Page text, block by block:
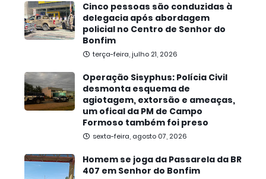
Cinco pessoas são conduzidas à
delegacia após abordagem
policial no Centro de Senhor do
Bonfim
terça-feira, julho 21, 2026
Operação Sisyphus: Polícia Civil
desmonta esquema de
agiotagem, extorsão e ameaças,
um ofical da PM de Campo
Formoso também foi preso
sexta-feira, agosto 07, 2026
Homem se joga da Passarela da BR
407 em Senhor do Bonfim